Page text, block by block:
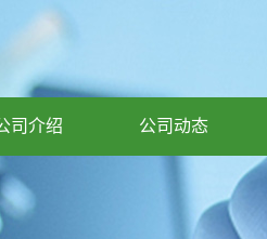
司介绍 公司动态